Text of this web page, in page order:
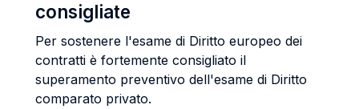
consigliate
Per sostenere l'esame di Diritto europeo dei
contratti è fortemente consigliato il
superamento preventivo dell'esame di Diritto
comparato privato.